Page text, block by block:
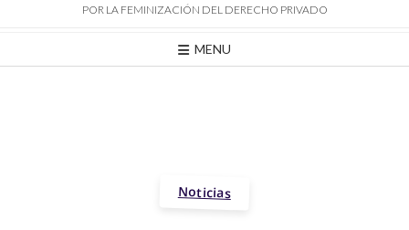
POR LA FEMINIZACIÓN DEL DERECHO PRIVADO
MENU
Noticias